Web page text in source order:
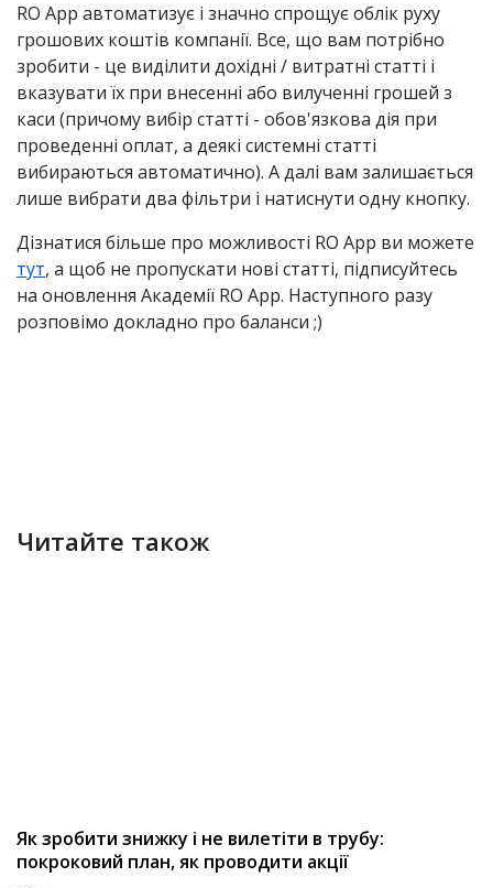
RO App автоматизує і значно спрощує облік руху
грошових коштів компанії. Все, що вам потрібно
зробити - це виділити дохідні / витратні статті і
вказувати їх при внесенні або вилученні грошей з
каси (причому вибір статті - обов'язкова дія при
проведенні оплат, а деякі системні статті
вибираються автоматично). А далі вам залишається
лише вибрати два фільтри і натиснути одну кнопку.
Дізнатися більше про можливості RO App ви можете
тут, а щоб не пропускати нові статті, підписуйтесь
на оновлення Академії RO App. Наступного разу
розповімо докладно про баланси ;)
Читайте також
Як зробити знижку і не вилетіти в трубу:
покроковий план, як проводити акції